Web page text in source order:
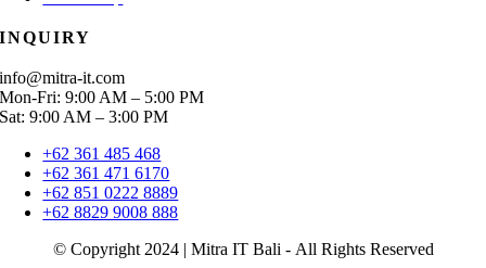
INQUIRY
info@mitra-it.com
Mon-Fri: 9:00 AM – 5:00 PM
Sat: 9:00 AM – 3:00 PM
+62 361 485 468
+62 361 471 6170
+62 851 0222 8889
+62 8829 9008 888
© Copyright 2024 | Mitra IT Bali - All Rights Reserved